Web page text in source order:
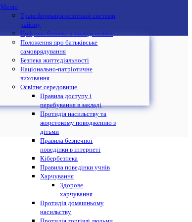
Меню
Трансформація освітньої системи
району
Цифрова безпека в закладі освіти
Положення про батьківське
самоврядування
Безпека життєдіяльності
Національно-патріотичне
виховання
Освітнє середовище
Правила доступу і
перебування в закладі
Протидія насильству та
жорстокому поводженню з
дітьми
Правила безпечної
поведінки в інтернеті
Кібербезпека
Правила поведінки учнів
Харчування
Здорове
харчування
Протидія домашньому
насильству